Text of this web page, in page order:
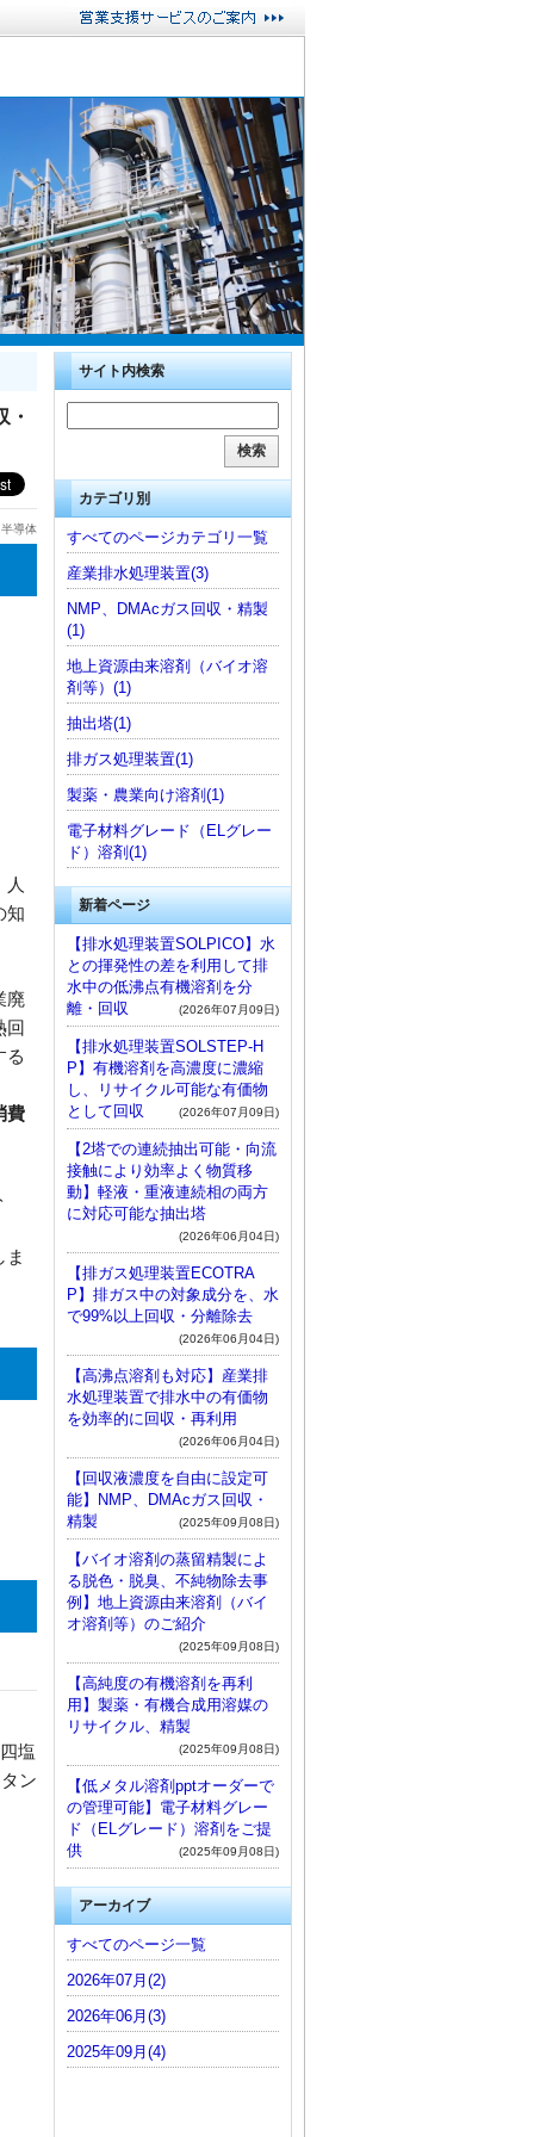
・
導体
人
知
廃
回
る
費
ま
塩
ン
サイト内検索
カテゴリ別
すべてのページカテゴリ一覧
産業排水処理装置(3)
NMP、DMAcガス回収・精製
(1)
地上資源由来溶剤（バイオ溶
剤等）(1)
抽出塔(1)
排ガス処理装置(1)
製薬・農業向け溶剤(1)
電子材料グレード（ELグレー
ド）溶剤(1)
新着ページ
【排水処理装置SOLPICO】水
との揮発性の差を利用して排
水中の低沸点有機溶剤を分
離・回収
(2026年07月09日)
【排水処理装置SOLSTEP-H
P】有機溶剤を高濃度に濃縮
し、リサイクル可能な有価物
として回収
(2026年07月09日)
【2塔での連続抽出可能・向流
接触により効率よく物質移
動】軽液・重液連続相の両方
に対応可能な抽出塔
(2026年06月04日)
【排ガス処理装置ECOTRA
P】排ガス中の対象成分を、水
で99%以上回収・分離除去
(2026年06月04日)
【高沸点溶剤も対応】産業排
水処理装置で排水中の有価物
を効率的に回収・再利用
(2026年06月04日)
【回収液濃度を自由に設定可
能】NMP、DMAcガス回収・
精製
(2025年09月08日)
【バイオ溶剤の蒸留精製によ
る脱色・脱臭、不純物除去事
例】地上資源由来溶剤（バイ
オ溶剤等）のご紹介
(2025年09月08日)
【高純度の有機溶剤を再利
用】製薬・有機合成用溶媒の
リサイクル、精製
(2025年09月08日)
【低メタル溶剤pptオーダーで
の管理可能】電子材料グレー
ド（ELグレード）溶剤をご提
供
(2025年09月08日)
アーカイブ
すべてのページ一覧
2026年07月(2)
2026年06月(3)
2025年09月(4)